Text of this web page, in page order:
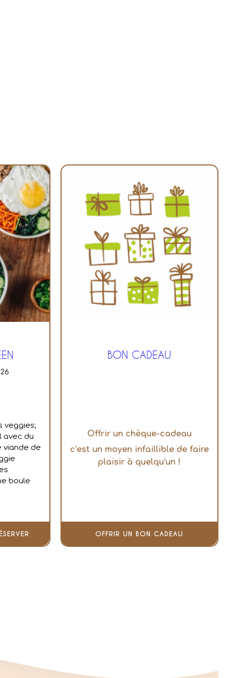
veggies;
avec du
viande de
boule
BON CADEAU
Offrir un chèque-cadeau
c’est un moyen infaillible de faire
plaisir à quelqu’un !
OFFRIR UN BON CADEAU